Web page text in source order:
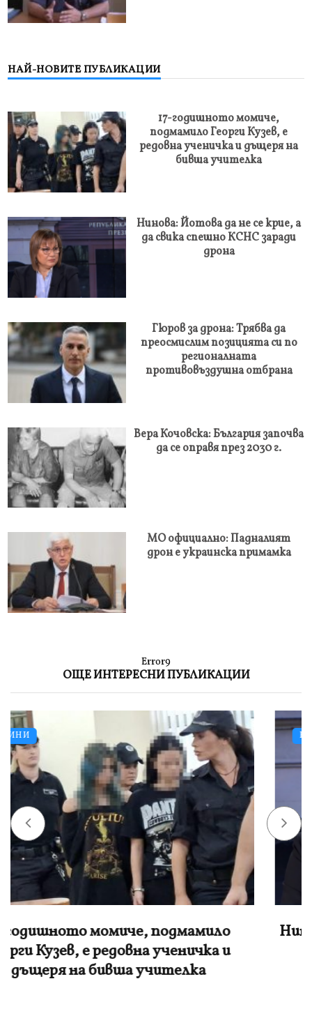
НАЙ-НОВИТЕ ПУБЛИКАЦИИ
17-годишното момиче,
подмамило Георги Кузев, е
редовна ученичка и дъщеря на
бивша учителка
Нинова: Йотова да не се крие, а
да свика спешно КСНС заради
дрона
Гюров за дрона: Трябва да
преосмислим позицията си по
регионалната
противовъздушна отбрана
Вера Кочовска: България започва
да се оправя през 2030 г.
МО официално: Падналият
дрон е украинска примамка
Error9
ОЩЕ ИНТЕРЕСНИ ПУБЛИКАЦИИ
НОВИНИ
Нинова: Йотова да не се крие, а да свика
спешно КСНС заради дрона